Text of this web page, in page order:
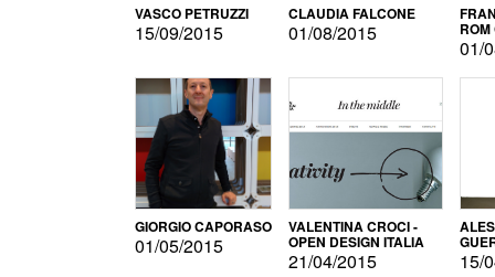
VASCO PETRUZZI
15/09/2015
CLAUDIA FALCONE
01/08/2015
01/
GIORGIO CAPORASO
01/05/2015
VALENTINA CROCI -
OPEN DESIGN ITALIA
21/04/2015 15/